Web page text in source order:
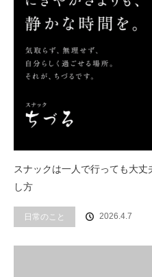
スナックは一人で行っても大
し方
日常のこと 2026.4.7